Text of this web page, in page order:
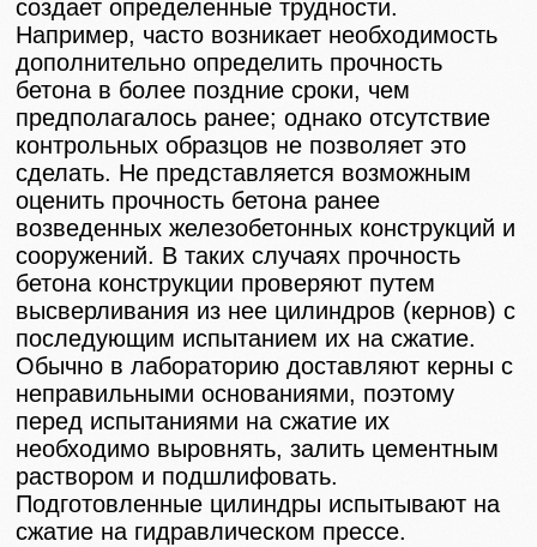
создает определенные трудности.
Например, часто возникает необходимость
дополнительно определить прочность
бетона в более поздние сроки, чем
предполагалось ранее; однако отсутствие
контрольных образцов не позволяет это
сделать. Не представляется возможным
оценить прочность бетона ранее
возведенных железобетонных конструкций и
сооружений. В таких случаях прочность
бетона конструкции проверяют путем
высверливания из нее цилиндров (кернов) с
последующим испытанием их на сжатие.
Обычно в лабораторию доставляют керны с
неправильными основаниями, поэтому
перед испытаниями на сжатие их
необходимо выровнять, залить цементным
раствором и подшлифовать.
Подготовленные цилиндры испытывают на
сжатие на гидравлическом прессе.